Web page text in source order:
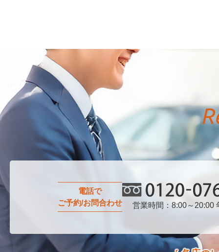
電話で
ご予約/お問合わせ
0120-076-750
営業時間：8:00～20:00